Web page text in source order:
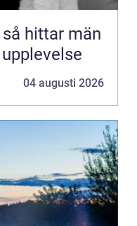
04 augusti 2026